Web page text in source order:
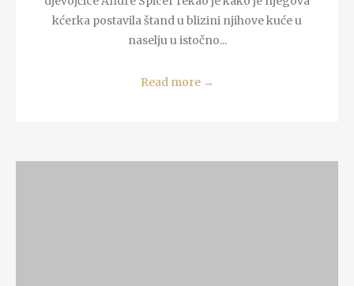
kćerka postavila štand u blizini njihove kuće u
naselju u istočno...
Read more →